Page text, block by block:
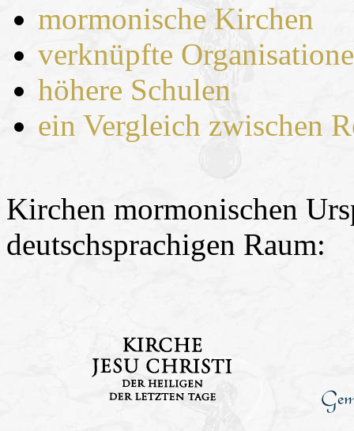
mormonische Kirchen
verknüpfte
höhere Schulen
ein Vergleich zwischen
Kirchen mormonischen
deutschsprachigen Raum: